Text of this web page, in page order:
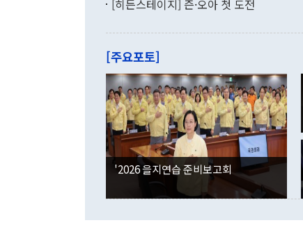
"우리의 선
관은 업무
이 9월 러
며 "정부
은 "그것
잘랐다. 정
않았다는
사합의 복
권이라는
뒤 "여기
부의 한 소
를 거쳐 결
련 부처 장
하고 대통
로 전환됐
는 배당수
였던 올해
인의 해외
각각 증가
국인의 국
감소하며
경신했다.
분기 말 만
다. 내국인
다.
[히든스테이지] 즌·오아 첫 도전
[주요포토]
'2026 을지연습 준비보고회